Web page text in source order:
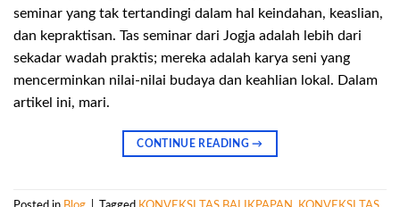
seminar yang tak tertandingi dalam hal keindahan, keaslian,
dan kepraktisan. Tas seminar dari Jogja adalah lebih dari
sekadar wadah praktis; mereka adalah karya seni yang
mencerminkan nilai-nilai budaya dan keahlian lokal. Dalam
artikel ini, mari.
CONTINUE READING→